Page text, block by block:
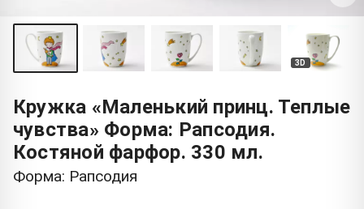
3D
Кружка «Маленький принц. Теплые
чувства» Форма: Рапсодия.
Костяной фарфор. 330 мл.
Форма: Рапсодия